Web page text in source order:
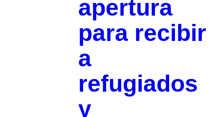
apertura
para recibir
a
refugiados
y